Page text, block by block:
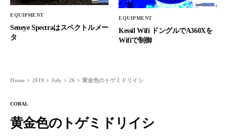
EQUIPMENT
Seneye Spectraはスペクトルメー
タ
EQUIPMENT
Kessil Wifi ドングルでA360Xを
Wifiで制御
Home 2019 July 26 黄金色のトゲミドリイシ
CORAL
黄金色のトゲミドリイシ